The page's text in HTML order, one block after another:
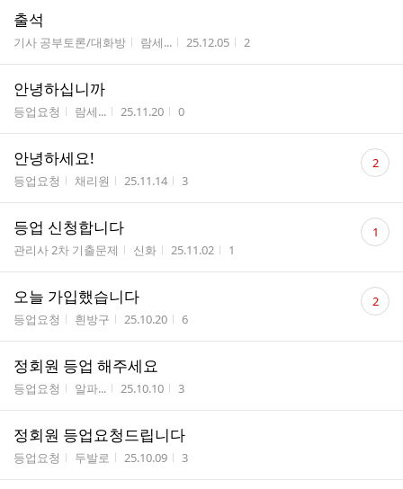
출석
게시판명
기사 공부토론/대화방 작성자
람세... 작성시간
25.12.05 조회수
2
안녕하십니까
게시판명
등업요청 작성자
람세... 작성시간
25.11.20 조회수
0
안녕하세요!
게시판명
등업요청 작성자
채리원 작성시간
25.11.14 조회수
3
댓
글 2
등업 신청합니다
게시판명
관리사 2차 기출문제 작성자
신화 작성시간
25.11.02 조회수
1
댓
글 1
오늘 가입했습니다
게시판명
등업요청 작성자
흰방구 작성시간
25.10.20 조회수
6
댓
글 2
정회원 등업 해주세요
게시판명
등업요청 작성자
알파... 작성시간
25.10.10 조회수
3
정회원 등업요청드립니다
게시판명
등업요청 작성자
두발로 작성시간
25.10.09 조회수
3